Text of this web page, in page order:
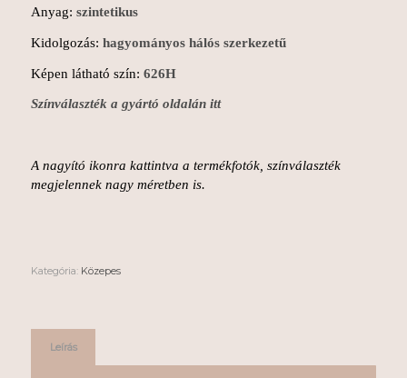
Anyag: szintetikus
Kidolgozás: hagyományos hálós szerkezetű
Képen látható szín: 626H
Színválaszték a gyártó oldalán itt
A nagyító ikonra kattintva a termékfotók, színválaszték
megjelennek nagy méretben is.
Kategória: Közepes
Leírás